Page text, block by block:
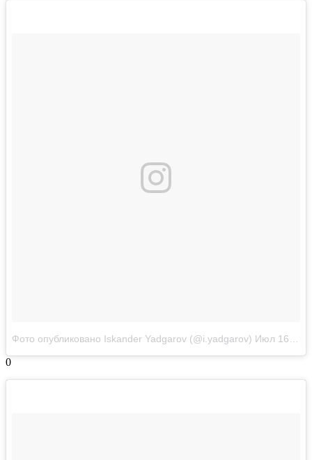
Фото опубликовано Iskander Yadgarov (@i.yadgarov) Июл 16 2016 в 2:19 PDT
0